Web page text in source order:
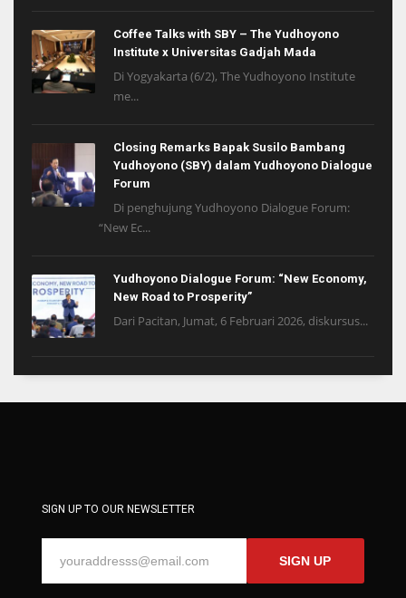
Coffee Talks with SBY – The Yudhoyono
Institute x Universitas Gadjah Mada
Di Yogyakarta (6/2), The Yudhoyono Institute
me...
Closing Remarks Bapak Susilo Bambang
Yudhoyono (SBY) dalam Yudhoyono Dialogue
Forum
Di penghujung Yudhoyono Dialogue Forum:
“New Ec...
Yudhoyono Dialogue Forum: “New Economy,
New Road to Prosperity”
Dari Pacitan, Jumat, 6 Februari 2026, diskursus...
SIGN UP TO OUR NEWSLETTER
SIGN UP